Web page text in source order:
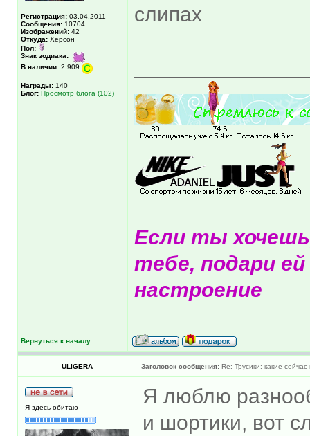
Регистрация: 03.04.2011
Сообщения: 10704
Изображений: 42
Откуда: Херсон
Пол:
Знак зодиака:
В наличии: 2,909
Награды: 140
Блог: Просмотр блога (102)
слипах
Если ты
тебе, подари ей
настроение
Вернуться к началу
ULIGERA Заголовок сообщения: Re: Трусики: какие сейчас
Я здесь обитаю
Я люблю
и шортики, вот